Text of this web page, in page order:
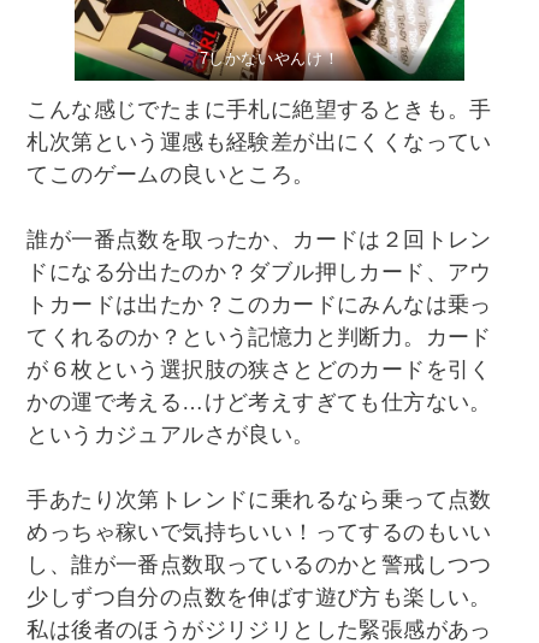
7しかないやんけ！
こんな感じでたまに手札に絶望するときも。手
札次第という運感も経験差が出にくくなってい
てこのゲームの良いところ。
誰が一番点数を取ったか、カードは２回トレン
ドになる分出たのか？ダブル押しカード、アウ
トカードは出たか？このカードにみんなは乗っ
てくれるのか？という記憶力と判断力。カード
が６枚という選択肢の狭さとどのカードを引く
かの運で考える…けど考えすぎても仕方ない。
というカジュアルさが良い。
手あたり次第トレンドに乗れるなら乗って点数
めっちゃ稼いで気持ちいい！ってするのもいい
し、誰が一番点数取っているのかと警戒しつつ
少しずつ自分の点数を伸ばす遊び方も楽しい。
私は後者のほうがジリジリとした緊張感があっ